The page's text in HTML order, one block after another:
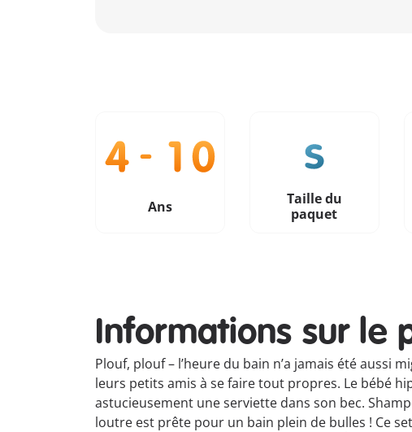
Ans
Taille du
paquet
Informations sur le
Plouf, plouf – l’heure du bain n’a jamais été aussi
leurs petits amis à se faire tout propres. Le bébé
astucieusement une serviette dans son bec.
loutre est prête pour un bain plein de bulles ! Ce